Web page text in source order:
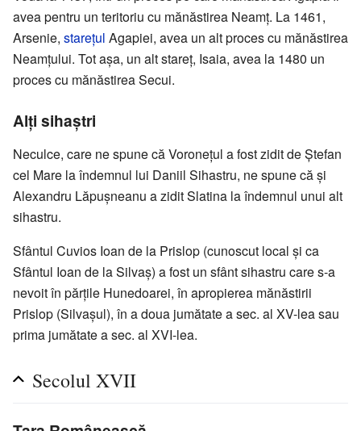
avea pentru un teritoriu cu mănăstirea Neamț. La 1461,
Arsenie, starețul Agapiei, avea un alt proces cu mănăstirea
Neamțului. Tot așa, un alt stareț, Isaia, avea la 1480 un
proces cu mănăstirea Secui.
Alți sihaștri
Neculce, care ne spune că Voronețul a fost zidit de Ștefan
cel Mare la îndemnul lui Daniil Sihastru, ne spune că și
Alexandru Lăpușneanu a zidit Slatina la îndemnul unui alt
sihastru.
Sfântul Cuvios Ioan de la Prislop (cunoscut local și ca
Sfântul Ioan de la Silvaș) a fost un sfânt sihastru care s-a
nevoit în părțile Hunedoarei, în apropierea mănăstirii
Prislop (Silvașul), în a doua jumătate a sec. al XV-lea sau
prima jumătate a sec. al XVI-lea.
Secolul XVII